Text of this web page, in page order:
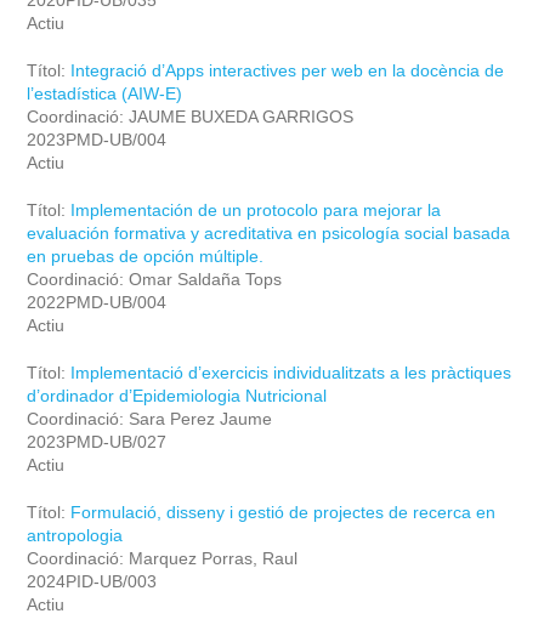
Actiu
Títol: Integració d’Apps interactives per web en la docència de
l’estadística (AIW-E)
Coordinació: JAUME BUXEDA GARRIGOS
2023PMD-UB/004
Actiu
Títol: Implementación de un protocolo para mejorar la
evaluación formativa y acreditativa en psicología social basada
en pruebas de opción múltiple.
Coordinació: Omar Saldaña Tops
2022PMD-UB/004
Actiu
Títol: Implementació d’exercicis individualitzats a les pràctiques
d’ordinador d’Epidemiologia Nutricional
Coordinació: Sara Perez Jaume
2023PMD-UB/027
Actiu
Títol: Formulació, disseny i gestió de projectes de recerca en
antropologia
Coordinació: Marquez Porras, Raul
2024PID-UB/003
Actiu